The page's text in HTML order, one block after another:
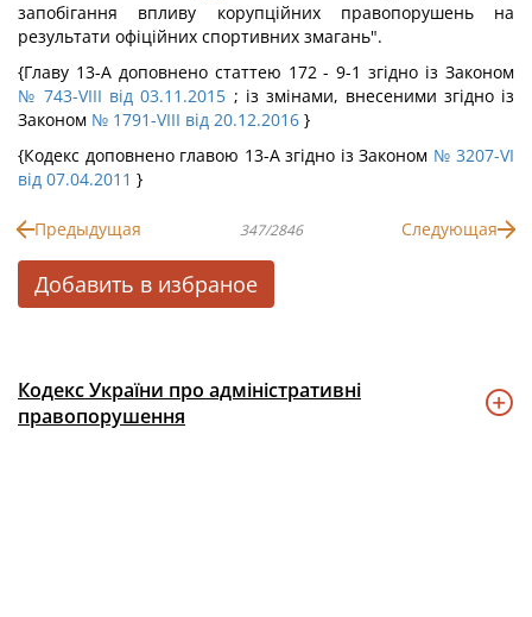
запобігання впливу корупційних правопорушень на
результати офіційних спортивних змагань".
{Главу 13-А доповнено статтею 172 - 9-1 згідно із Законом
№ 743-VIII від 03.11.2015 ; із змінами, внесеними згідно із
Законом № 1791-VIII від 20.12.2016 }
{Кодекс доповнено главою 13-А згідно із Законом № 3207-VI
від 07.04.2011 }
Предыдущая 347/2846 Следующая
Добавить в избраное
Кодекс України про адміністративні
правопорушення